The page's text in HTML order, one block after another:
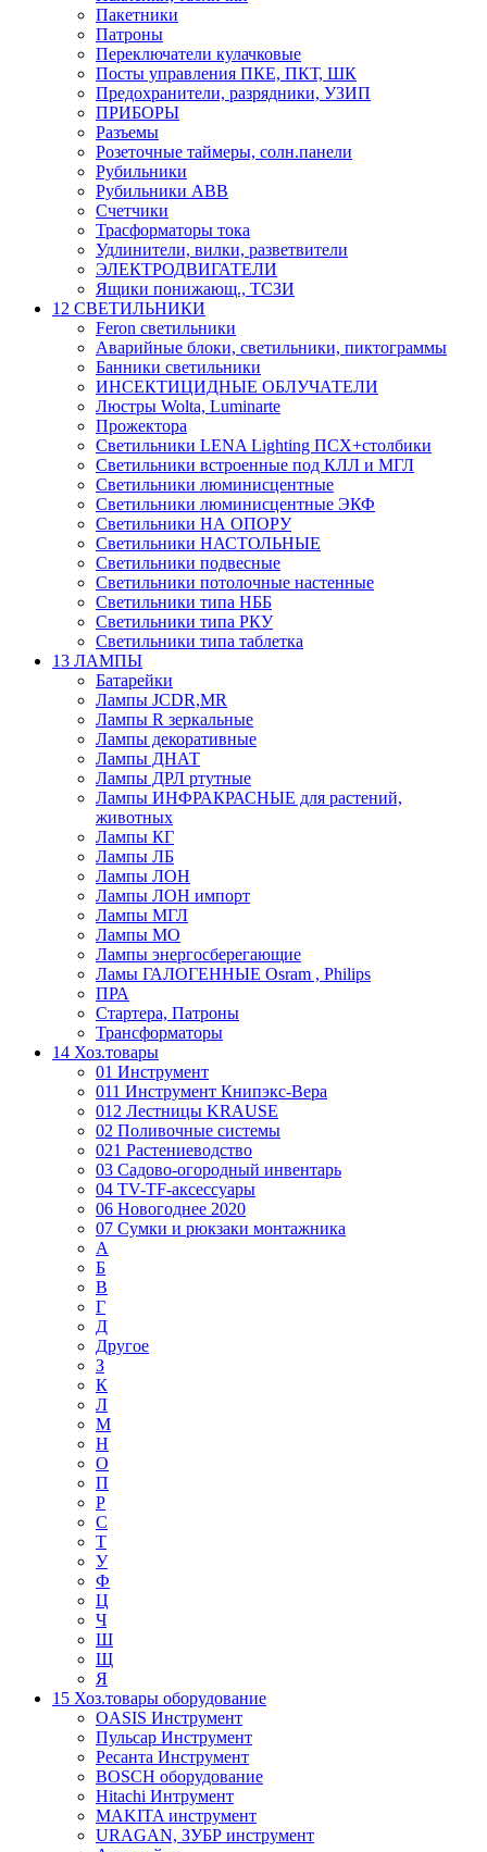
Пакетники
Патроны
Переключатели кулачковые
Посты управления ПКЕ, ПКТ, ШК
Предохранители, разрядники, УЗИП
ПРИБОРЫ
Разъемы
Розеточные таймеры, солн.панели
Рубильники
Рубильники ABB
Счетчики
Трасформаторы тока
Удлинители, вилки, разветвители
ЭЛЕКТРОДВИГАТЕЛИ
Ящики понижающ., ТСЗИ
12 СВЕТИЛЬНИКИ
Feron светильники
Аварийные блоки, светильники, пиктограммы
Банники светильники
ИНСЕКТИЦИДНЫЕ ОБЛУЧАТЕЛИ
Люстры Wolta, Luminarte
Прожектора
Светильники LENA Lighting ПСХ+столбики
Светильники встроенные под КЛЛ и МГЛ
Светильники люминисцентные
Светильники люминисцентные ЭКФ
Светильники НА ОПОРУ
Светильники НАСТОЛЬНЫЕ
Светильники подвесные
Светильники потолочные настенные
Светильники типа НББ
Светильники типа РКУ
Светильники типа таблетка
13 ЛАМПЫ
Батарейки
Лампы JCDR,MR
Лампы R зеркальные
Лампы декоративные
Лампы ДНАТ
Лампы ДРЛ ртутные
Лампы ИНФРАКРАСНЫЕ для растений,
животных
Лампы КГ
Лампы ЛБ
Лампы ЛОН
Лампы ЛОН импорт
Лампы МГЛ
Лампы МО
Лампы энергосберегающие
Ламы ГАЛОГЕННЫЕ Osram , Philips
ПРА
Стартера, Патроны
Трансформаторы
14 Хоз.товары
01 Инструмент
011 Инструмент Книпэкс-Вера
012 Лестницы KRAUSE
02 Поливочные системы
021 Растениеводство
03 Садово-огородный инвентарь
04 TV-TF-аксессуары
06 Новогоднее 2020
07 Сумки и рюкзаки монтажника
А
Б
В
Г
Д
Другое
З
К
Л
М
Н
О
П
Р
С
Т
У
Ф
Ц
Ч
Ш
Щ
Я
15 Хоз.товары оборудование
OASIS Инструмент
Пульсар Инструмент
Ресанта Инструмент
BOSCH оборудование
Hitachi Интрумент
MAKITA инструмент
URAGAN, ЗУБР инструмент